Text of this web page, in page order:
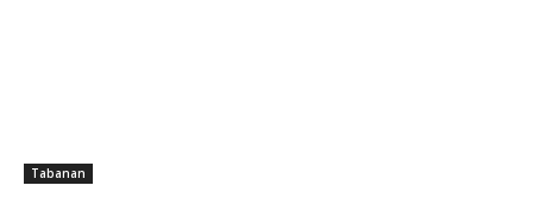
Tabanan